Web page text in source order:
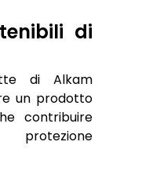
di
di Alkam
un prodotto
contribuire